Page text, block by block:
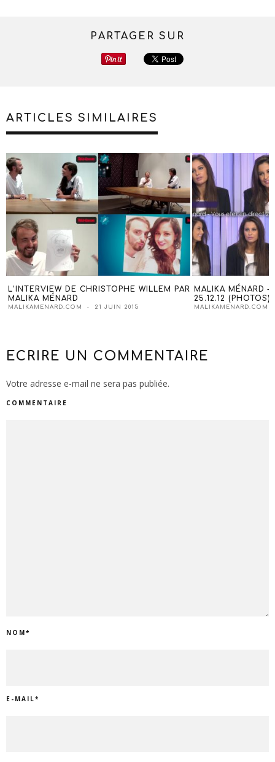
PARTAGER SUR
ARTICLES SIMILAIRES
L’INTERVIEW DE CHRISTOPHE WILLEM PAR
MALIKA MÉNARD
MALIKAMENARD.COM 21 JUIN 2015
MALIKA MÉNARD
25.12.12 (PHOTOS)
MALIKAMENARD.COM
ECRIRE UN COMMENTAIRE
Votre adresse e-mail ne sera pas publiée.
COMMENTAIRE
NOM*
E-MAIL*